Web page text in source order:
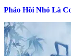
Pháo Hôi Nhỏ Là